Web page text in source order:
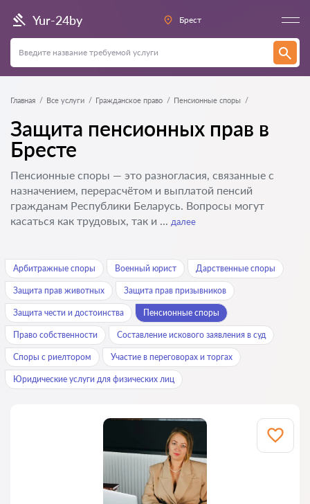
Yur-24by Брест
Главная Все услуги Гражданское право Пенсионные споры
Защита пенсионных прав в
Бресте
Пенсионные споры — это разногласия, связанные с
назначением, перерасчётом и выплатой пенсий
гражданам Республики Беларусь. Вопросы могут
касаться как трудовых, так и ... далее
Арбитражные споры Военный юрист Дарственные споры
Защита прав животных Защита прав призывников
Защита чести и достоинства Пенсионные споры
Право собственности Составление искового заявления в суд
Споры с риелтором Участие в переговорах и торгах
Юридические услуги для физических лиц